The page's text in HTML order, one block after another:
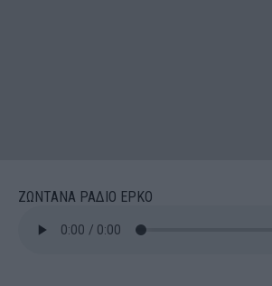
ΖΩΝΤΑΝΑ ΡΑΔΙΟ ΕΡΚΟ